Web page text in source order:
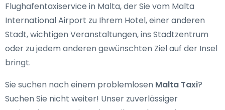
Flughafentaxiservice in Malta, der Sie vom Malta
International Airport zu Ihrem Hotel, einer anderen
Stadt, wichtigen Veranstaltungen, ins Stadtzentrum
oder zu jedem anderen gewünschten Ziel auf der Insel
bringt.
Sie suchen nach einem problemlosen Malta Taxi?
Suchen Sie nicht weiter! Unser zuverlässiger